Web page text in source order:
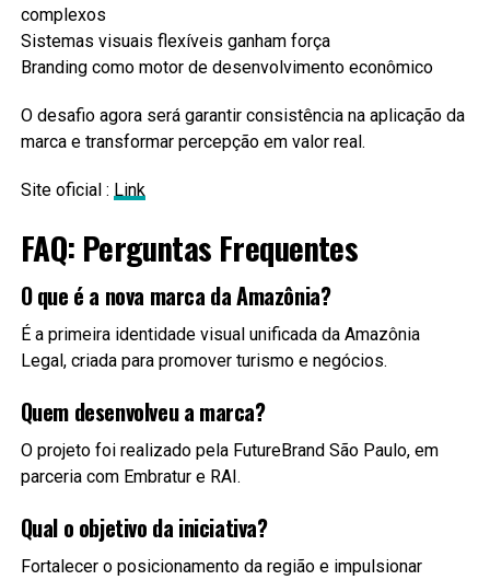
complexos
Sistemas visuais flexíveis ganham força
Branding como motor de desenvolvimento econômico
O desafio agora será garantir consistência na aplicação da
marca e transformar percepção em valor real.
Site oficial : Link
FAQ: Perguntas Frequentes
O que é a nova marca da Amazônia?
É a primeira identidade visual unificada da Amazônia
Legal, criada para promover turismo e negócios.
Quem desenvolveu a marca?
O projeto foi realizado pela FutureBrand São Paulo, em
parceria com Embratur e RAI.
Qual o objetivo da iniciativa?
Fortalecer o posicionamento da região e impulsionar